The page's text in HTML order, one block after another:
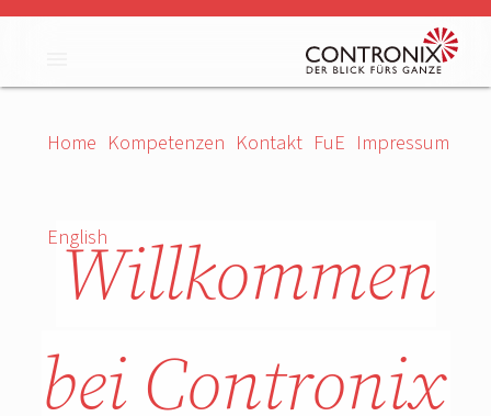
Home Kompetenzen Kontakt FuE Impressum
English
Willkommen
bei Contronix